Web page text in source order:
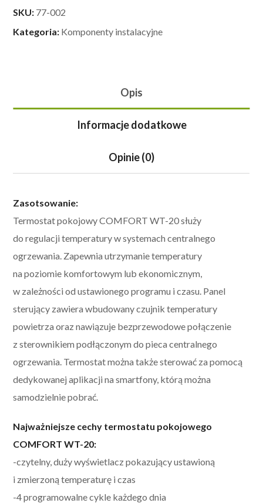
SKU: 77-002
Kategoria: Komponenty instalacyjne
Opis
Informacje dodatkowe
Opinie (0)
Zasotsowanie:
Termostat pokojowy COMFORT WT-20 służy
do regulacji temperatury w systemach centralnego
ogrzewania. Zapewnia utrzymanie temperatury
na poziomie komfortowym lub ekonomicznym,
w zależności od ustawionego programu i czasu. Panel
sterujący zawiera wbudowany czujnik temperatury
powietrza oraz nawiązuje bezprzewodowe połączenie
z sterownikiem podłączonym do pieca centralnego
ogrzewania. Termostat można także sterować za pomocą
dedykowanej aplikacji na smartfony, którą można
samodzielnie pobrać.
Najważniejsze cechy termostatu pokojowego
COMFORT WT-20:
-czytelny, duży wyświetlacz pokazujący ustawioną
i zmierzoną temperaturę i czas
-4 programowalne cykle każdego dnia